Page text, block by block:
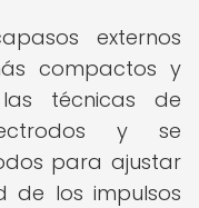
externos
compactos y
técnicas de
y se
para ajustar
de los impulsos